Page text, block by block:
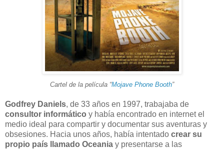
Cartel de la película “Mojave Phone Booth”
Godfrey Daniels, de 33 años en 1997, trabajaba de
consultor informático y había encontrado en internet el
medio ideal para compartir y documentar sus aventuras y
obsesiones. Hacia unos años, había intentado crear su
propio país llamado Oceania y presentarse a las